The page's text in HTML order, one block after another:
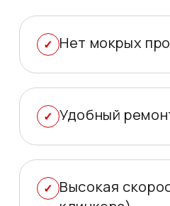
Нет мокрых
Удобный
Высокая